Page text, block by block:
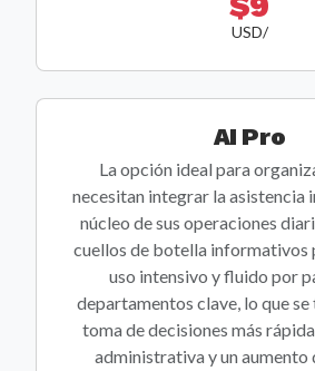
USD/
AI Pro
La opción ideal para
necesitan integrar la asistencia
núcleo de sus operaciones
cuellos de botella informativos
uso intensivo y fluido por
departamentos clave, lo que se
toma de decisiones más
administrativa y un aumento